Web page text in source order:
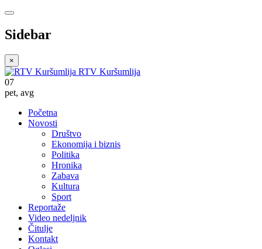
Sidebar
×
RTV Kuršumlija
07
pet, avg
Početna
Novosti
Društvo
Ekonomija i biznis
Politika
Hronika
Zabava
Kultura
Sport
Reportaže
Video nedeljnik
Čitulje
Kontakt